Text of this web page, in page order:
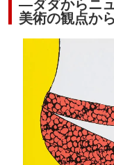
美術の観点か